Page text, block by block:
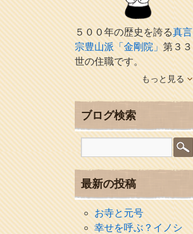
５００年の歴史を誇る真言
宗豊山派「金剛院」第３３
世の住職です。
もっと見る
ブログ検索
最新の投稿
お寺と元号
幸せを呼ぶ？イノシ